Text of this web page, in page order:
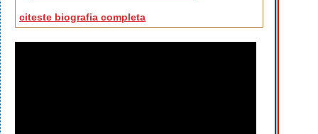
citeste biografia completa